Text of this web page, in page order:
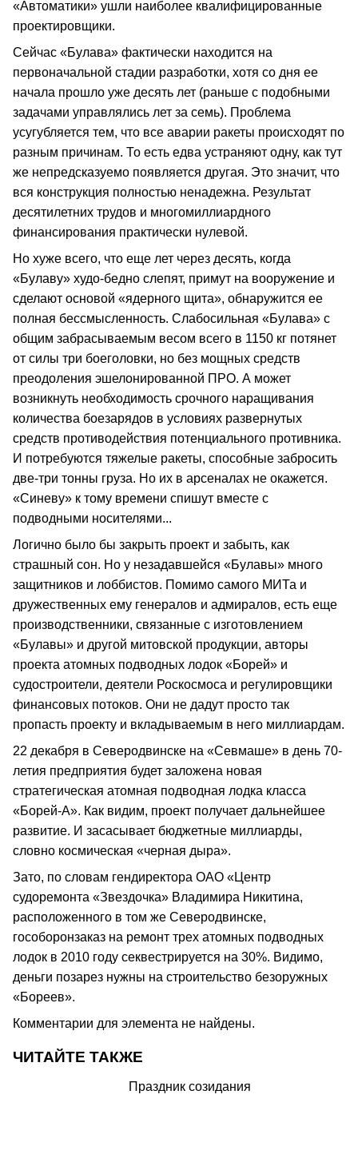
«Автоматики» ушли наиболее квалифицированные
проектировщики.
Сейчас «Булава» фактически находится на
первоначальной стадии разработки, хотя со дня ее
начала прошло уже десять лет (раньше с подобными
задачами управлялись лет за семь). Проблема
усугубляется тем, что все аварии ракеты происходят по
разным причинам. То есть едва устраняют одну, как тут
же непредсказуемо появляется другая. Это значит, что
вся конструкция полностью ненадежна. Результат
десятилетних трудов и многомиллиардного
финансирования практически нулевой.
Но хуже всего, что еще лет через десять, когда
«Булаву» худо-бедно слепят, примут на вооружение и
сделают основой «ядерного щита», обнаружится ее
полная бессмысленность. Слабосильная «Булава» с
общим забрасываемым весом всего в 1150 кг потянет
от силы три боеголовки, но без мощных средств
преодоления эшелонированной ПРО. А может
возникнуть необходимость срочного наращивания
количества боезарядов в условиях развернутых
средств противодействия потенциального противника.
И потребуются тяжелые ракеты, способные забросить
две-три тонны груза. Но их в арсеналах не окажется.
«Синеву» к тому времени спишут вместе с
подводными носителями...
Логично было бы закрыть проект и забыть, как
страшный сон. Но у незадавшейся «Булавы» много
защитников и лоббистов. Помимо самого МИТа и
дружественных ему генералов и адмиралов, есть еще
производственники, связанные с изготовлением
«Булавы» и другой митовской продукции, авторы
проекта атомных подводных лодок «Борей» и
судостроители, деятели Роскосмоса и регулировщики
финансовых потоков. Они не дадут просто так
пропасть проекту и вкладываемым в него миллиардам.
22 декабря в Северодвинске на «Севмаше» в день 70-
летия предприятия будет заложена новая
стратегическая атомная подводная лодка класса
«Борей-А». Как видим, проект получает дальнейшее
развитие. И засасывает бюджетные миллиарды,
словно космическая «черная дыра».
Зато, по словам гендиректора ОАО «Центр
судоремонта «Звездочка» Владимира Никитина,
расположенного в том же Северодвинске,
гособоронзаказ на ремонт трех атомных подводных
лодок в 2010 году секвестрируется на 30%. Видимо,
деньги позарез нужны на строительство безоружных
«Бореев».
Комментарии для элемента не найдены.
ЧИТАЙТЕ ТАКЖЕ
Праздник созидания